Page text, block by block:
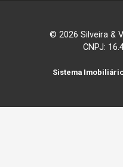
© 2026 Silveira &
CNPJ:
Sistema